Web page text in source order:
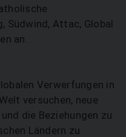
Südwind, Attac, Global
an.
Verwerfungen in
versuchen, neue
die Beziehungen zu
Ländern zu